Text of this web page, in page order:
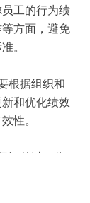
工的行为绩
方面，避免
。
根据组织和
和优化绩效
性。
评估过程公